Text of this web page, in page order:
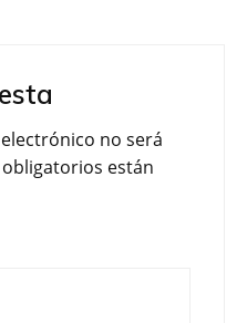
no será
están